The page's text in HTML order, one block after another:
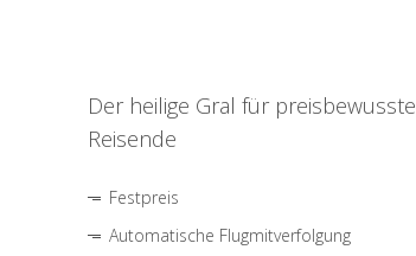
Der heilige Gral für preisbewusste
Reisende
Festpreis
Automatische Flugmitverfolgung